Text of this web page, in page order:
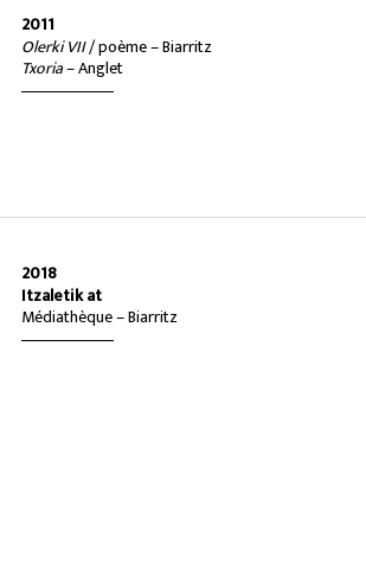
2011
Olerki VII/ poème – Biarritz
Txoria– Anglet
2018
Itzaletik at
Médiathèque – Biarritz